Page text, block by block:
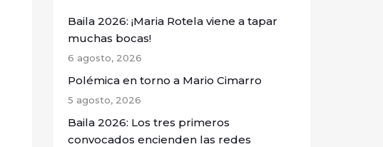
Baila 2026: ¡Maria Rotela viene a tapar
muchas bocas!
6 agosto, 2026
Polémica en torno a Mario Cimarro
5 agosto, 2026
Baila 2026: Los tres primeros
convocados encienden las redes